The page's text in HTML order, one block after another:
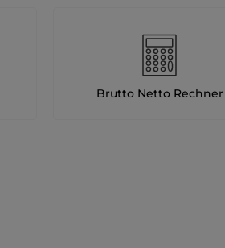
Brutto Netto Rechner